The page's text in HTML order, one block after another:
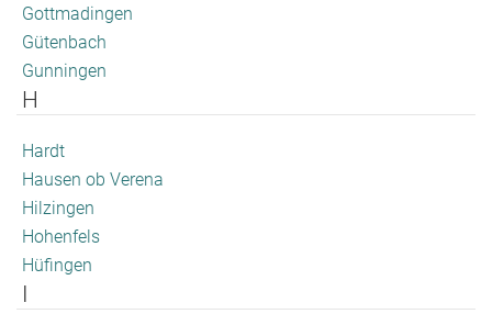
Gottmadingen
Gütenbach
Gunningen
H
Hardt
Hausen ob Verena
Hilzingen
Hohenfels
Hüfingen
I